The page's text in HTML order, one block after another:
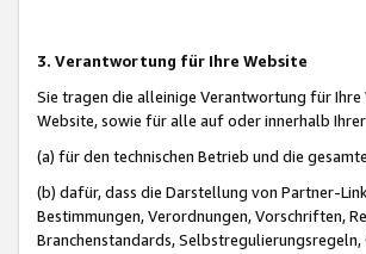
3. Verantwortung für Ihre Website
Sie tragen die alleinige Verantwortung für
Website, sowie für alle auf oder innerhalb
(a) für den technischen Betrieb und die
(b) dafür, dass die Darstellung von Partner-
Bestimmungen, Verordnungen, Vorschriften,
Branchenstandards,